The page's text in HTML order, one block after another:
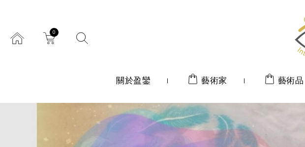
0
關於盈鑾 藝術家 藝術品